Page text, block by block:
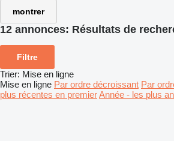
montrer
12 annonces: Résultats de
Filtre
Trier: Mise en ligne
Mise en ligne Par ordre décroissant Par
plus récentes en premierAnnée - les plus